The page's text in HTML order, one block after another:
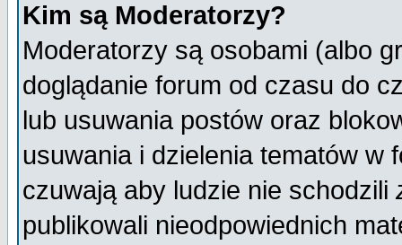
Kim są Moderatorzy?
Moderatorzy są osobami (albo
doglądanie forum od czasu do
lub usuwania postów oraz
usuwania i dzielenia tematów w
czuwają aby ludzie nie schodzili
publikowali nieodpowiednich